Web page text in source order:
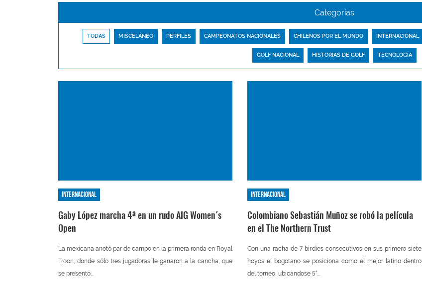
Categorías
TODAS MISCELÁNEO PERFILES CAMPEONATOS NACIONALES CHILENOS POR EL MUNDO INTERNACIONAL
GOLF NACIONAL HISTORIAS DE GOLF TECNOLOGÍA
Internacional
Gaby López marcha 4ª en un rudo AIG Women´s
Open
La mexicana anotó par de campo en la primera ronda en Royal
Troon, donde sólo tres jugadoras le ganaron a la cancha, que
se presentó...
Internacional
Colombiano Sebastián Muñoz se robó la película
en el The Northern Trust
Con una racha de 7 birdies consecutivos en sus primero siete
hoyos el bogotano se posiciona como el mejor latino dentro
del torneo, ubicándose 5°...